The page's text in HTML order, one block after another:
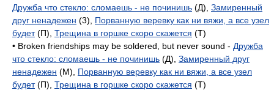
Дружба что стекло: сломаешь - не починишь (Д), Замиренный
друг ненадежен (3), Порванную веревку как ни вяжи, а все узел
будет(П), Трещина в горшке скоро скажется (T)
• Broken friendships may be soldered, but never sound - Дружба
что стекло: сломаешь - не починишь (Д), Замиренный друг
ненадежен (M), Порванную веревку как ни вяжи, а все узел
будет(П), Трещина в горшке скоро скажется (T)